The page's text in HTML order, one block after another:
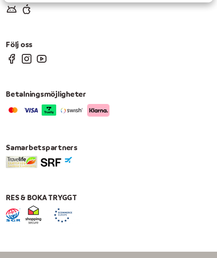
Följ oss
Betalningsmöjligheter
Samarbetspartners
RES & BOKA TRYGGT